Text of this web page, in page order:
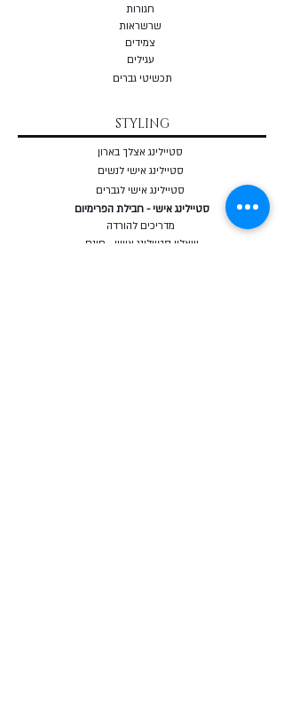
חגורות
שרשראות
צמידים
עגילים
תכשיטי גברים
STYLING
סטיילינג אצלך בארון
סטיילינג אישי לנשים
סטיילינג אישי לגברים
סטיילינג אישי - חבילת הפרימיום
מדריכים להורדה
שאלון סטיילינג אישי - חינם